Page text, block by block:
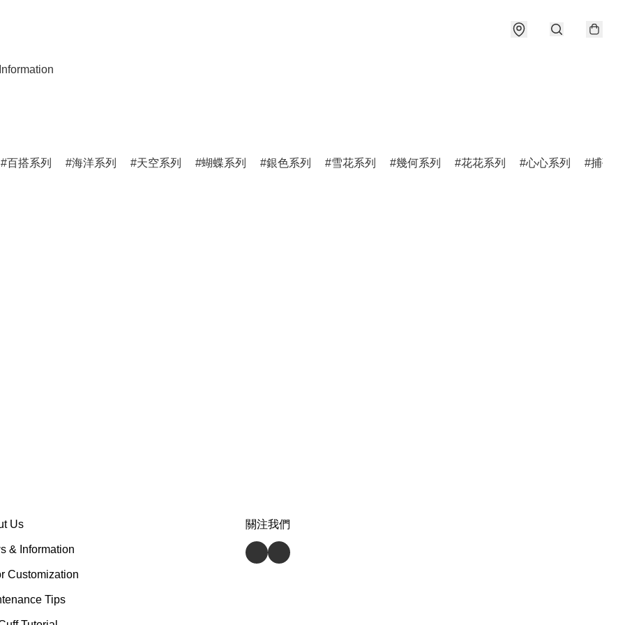
百搭系列 海洋系列 天空系列 蝴蝶系列 銀色系列 雪花系列 幾何系列 花花系列 心心系列 捕夢
Us
& Information
Customization
Tips
關注我們